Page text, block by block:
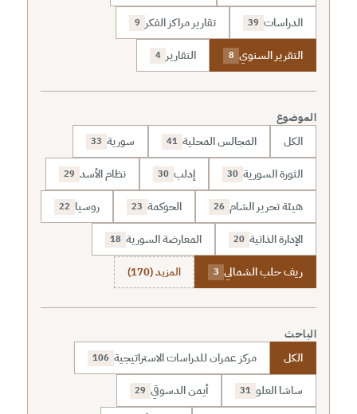
الدراسات 39 تقارير مراكز الفكر 9
التقرير السنوي 8 التقارير 4
الموضوع
الكل المجالس المحلية 41 سورية 33
الثورة السورية 30 إدلب 30 نظام الأسد 29
هيئة تحرير الشام 26 الحوكمة 23 روسيا 22
الإدارة الذاتية 20 المعارضة السورية 18
ريف حلب الشمالي 3 المزيد (170)
الباحث
الكل مركز عمران للدراسات الاستراتيجية 106
ساشا العلو 31 أيمن الدسوقي 29